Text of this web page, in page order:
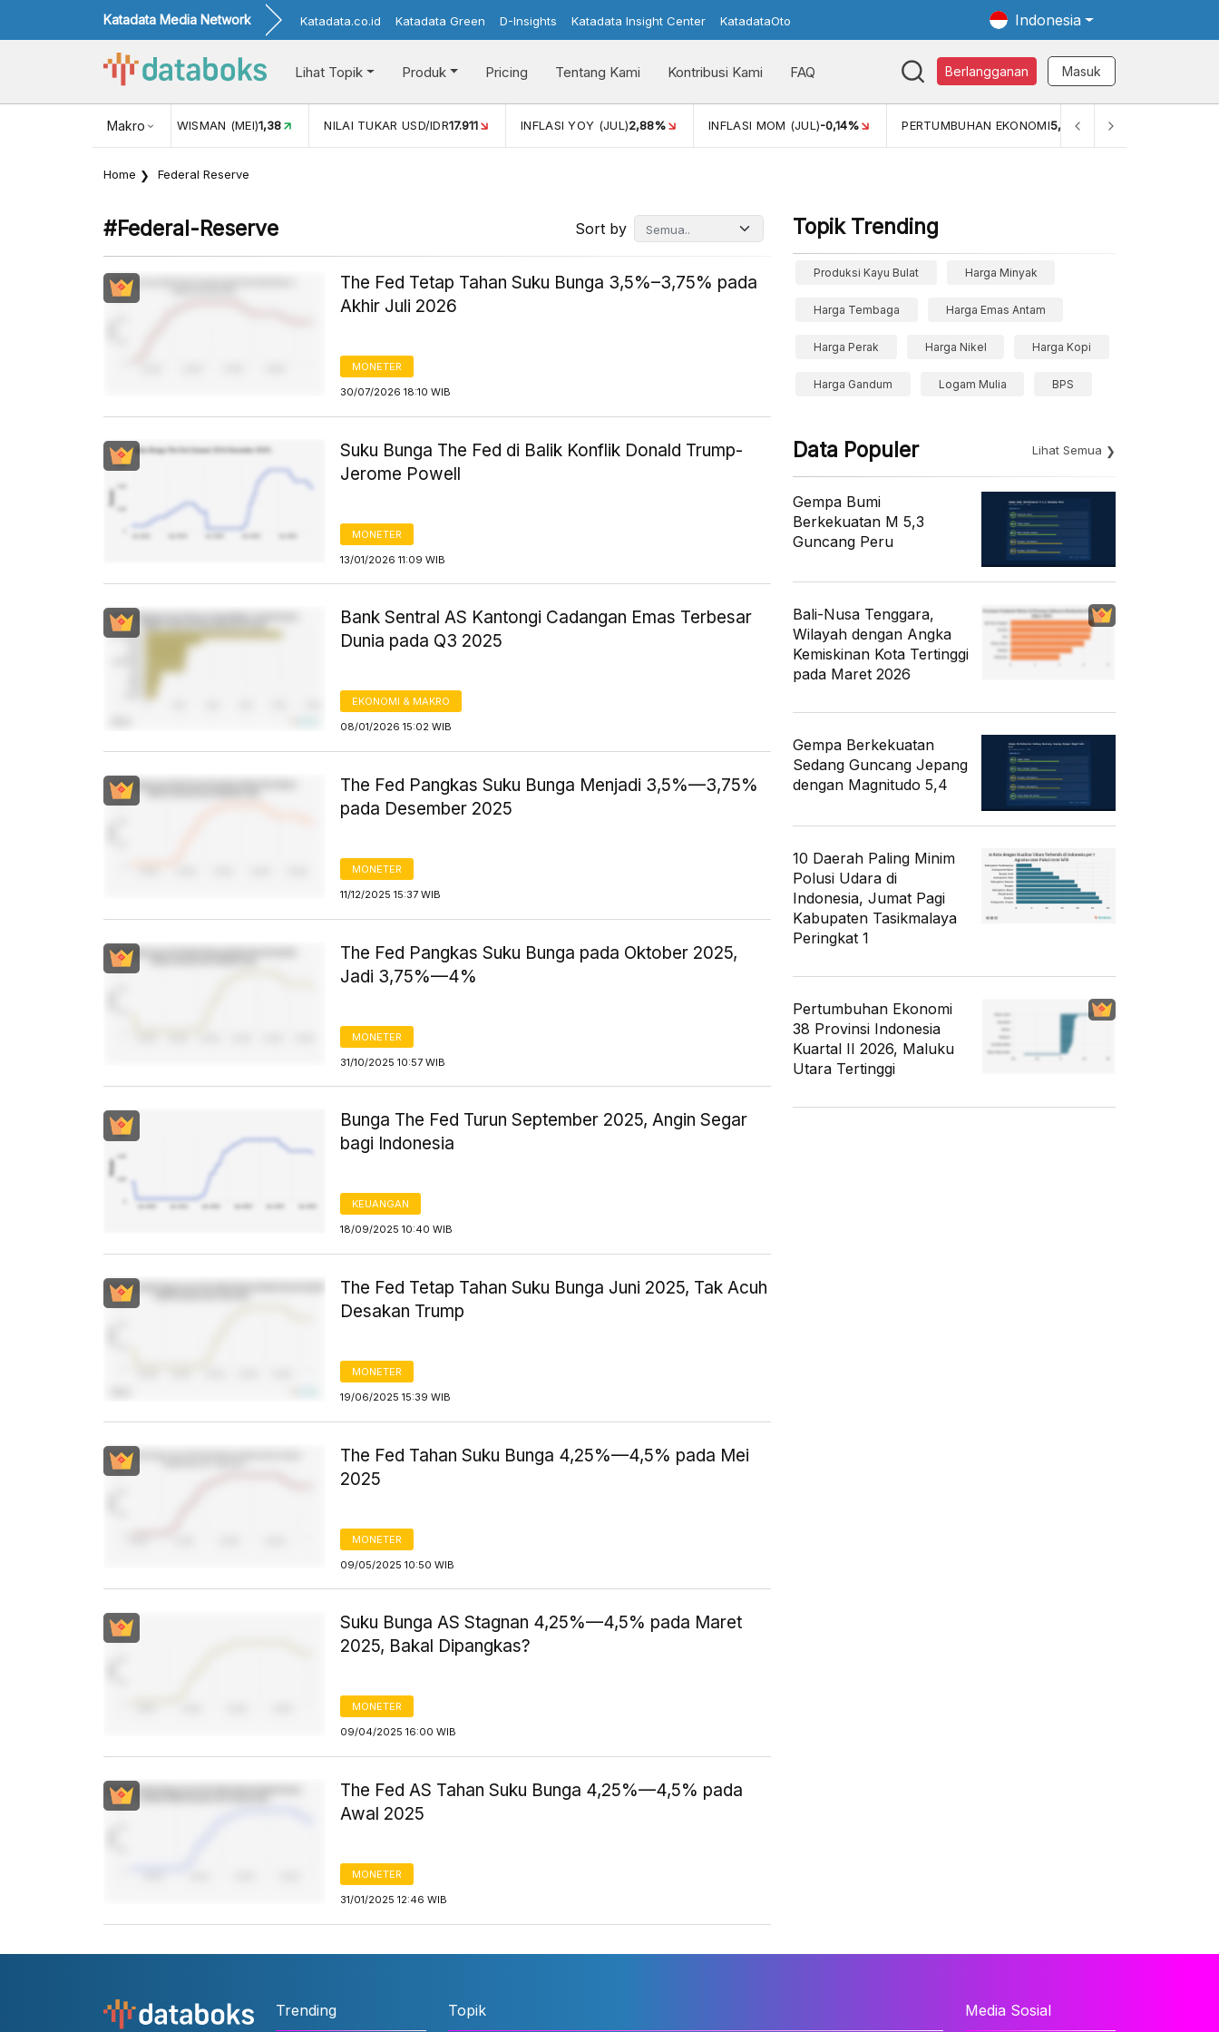
Katadata Media Network Katadata.co.id Katadata Green D-Insights Katadata Insight Center KatadataOto Indonesia
Lihat Topik Produk Pricing Tentang Kami Kontribusi Kami FAQ Berlangganan Masuk
Makro
NILAI TUKAR USD/IDR17.911 INFLASI YOY (JUL)2,88% INFLASI MOM (JUL)-0,14% PERTUMBUHAN EKONOMI5,11% PERTUMBUHAN EKONOMI (YOY) (Q1)5,61%
Home Federal Reserve
#federal-Reserve Sort by
The Fed Tetap Tahan Suku Bunga 3,5%–3,75% pada
Akhir Juli 2026
MONETER
30/07/2026 18:10 WIB
Suku Bunga The Fed di Balik Konflik Donald Trump-
Jerome Powell
MONETER
13/01/2026 11:09 WIB
Bank Sentral AS Kantongi Cadangan Emas Terbesar
Dunia pada Q3 2025
EKONOMI & MAKRO
08/01/2026 15:02 WIB
The Fed Pangkas Suku Bunga Menjadi 3,5%—3,75%
pada Desember 2025
MONETER
11/12/2025 15:37 WIB
The Fed Pangkas Suku Bunga pada Oktober 2025,
Jadi 3,75%—4%
MONETER
31/10/2025 10:57 WIB
Bunga The Fed Turun September 2025, Angin Segar
bagi Indonesia
KEUANGAN
18/09/2025 10:40 WIB
The Fed Tetap Tahan Suku Bunga Juni 2025, Tak Acuh
Desakan Trump
MONETER
19/06/2025 15:39 WIB
The Fed Tahan Suku Bunga 4,25%—4,5% pada Mei
2025
MONETER
09/05/2025 10:50 WIB
Suku Bunga AS Stagnan 4,25%—4,5% pada Maret
2025, Bakal Dipangkas?
MONETER
09/04/2025 16:00 WIB
The Fed AS Tahan Suku Bunga 4,25%—4,5% pada
Awal 2025
MONETER
31/01/2025 12:46 WIB
Topik Trending
Produksi Kayu Bulat Harga Minyak
Harga Tembaga Harga Emas Antam
Harga Perak Harga Nikel Harga Kopi
Harga Gandum Logam Mulia BPS
Data Populer Lihat Semua
Gempa Bumi
Berkekuatan M 5,3
Guncang Peru
Bali-Nusa Tenggara,
Wilayah dengan Angka
Kemiskinan Kota Tertinggi
pada Maret 2026
Gempa Berkekuatan
Sedang Guncang Jepang
dengan Magnitudo 5,4
10 Daerah Paling Minim
Polusi Udara di
Indonesia, Jumat Pagi
Kabupaten Tasikmalaya
Peringkat 1
Pertumbuhan Ekonomi
38 Provinsi Indonesia
Kuartal II 2026, Maluku
Utara Tertinggi
Trending Topik Media Sosial